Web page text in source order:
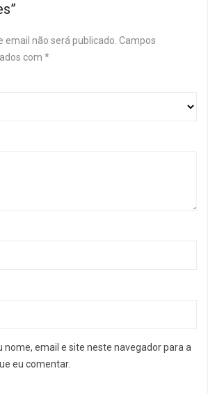
email não será publicado. Campos
com *
nome, email e site neste navegador para a
eu comentar.